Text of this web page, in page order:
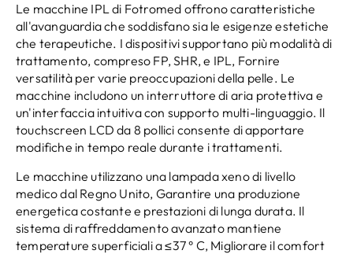
Le macchine IPL di Fotromed offrono caratteristiche
all'avanguardia che soddisfano sia le esigenze estetiche
che terapeutiche. I dispositivi supportano più modalità di
trattamento, compreso FP, SHR, e IPL, Fornire
versatilità per varie preoccupazioni della pelle. Le
macchine includono un interruttore di aria protettiva e
un'interfaccia intuitiva con supporto multi-linguaggio. Il
touchscreen LCD da 8 pollici consente di apportare
modifiche in tempo reale durante i trattamenti.
Le macchine utilizzano una lampada xeno di livello
medico dal Regno Unito, Garantire una produzione
energetica costante e prestazioni di lunga durata. Il
sistema di raffreddamento avanzato mantiene
temperature superficiali a ≤37 ° C, Migliorare il comfort